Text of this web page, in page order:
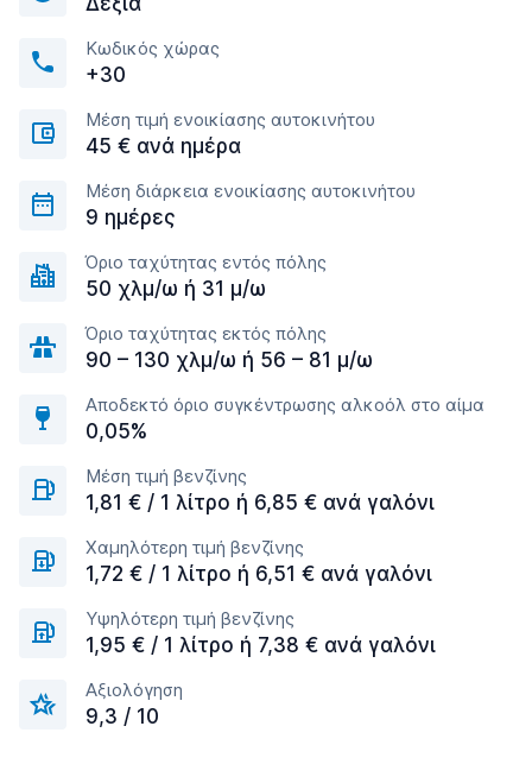
Κωδικός χώρας
+30
Μέση τιμή ενοικίασης αυτοκινήτου
45 € ανά ημέρα
Μέση διάρκεια ενοικίασης αυτοκινήτου
9 ημέρες
Όριο ταχύτητας εντός πόλης
50 χλμ/ω ή 31 μ/ω
Όριο ταχύτητας εκτός πόλης
90 – 130 χλμ/ω ή 56 – 81 μ/ω
Αποδεκτό όριο συγκέντρωσης αλκοόλ στο αίμα
0,05%
Μέση τιμή βενζίνης
1,81 € / 1 λίτρο ή 6,85 € ανά γαλόνι
Χαμηλότερη τιμή βενζίνης
1,72 € / 1 λίτρο ή 6,51 € ανά γαλόνι
Υψηλότερη τιμή βενζίνης
1,95 € / 1 λίτρο ή 7,38 € ανά γαλόνι
Αξιολόγηση
9,3 / 10